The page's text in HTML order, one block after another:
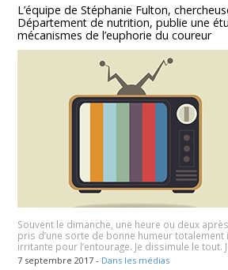
L’équipe de Stéphanie Fulton,
Département de nutrition, publie une
mécanismes de l’euphorie du coureur
Souvent le dimanche, une heure ou deux
pris d’une sorte de bonne humeur totalement
irritante pour l’entourage. Je dissimule le tout.
7 septembre 2017 - Dans les médias